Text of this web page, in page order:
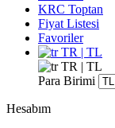
KRC Toptan
Fiyat Listesi
Favoriler
TR | TL
TR | TL
Para Birimi
Hesabım